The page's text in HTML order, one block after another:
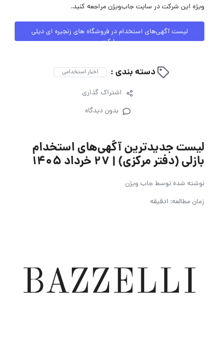
ویژه این شرکت در سایت جاب‌ویژن مراجعه کنید.
لیست آگهی‌های استخدام در فروشگاه های زنجیره ای دیلی
مارکت
دسته بندی : اخبار استخدامی
اشتراک گذاری
بدون دیدگاه
لیست جدیدترین آگهی‌های استخدام
بازلی (دفتر مرکزی) | ۲۷ خرداد ۱۴۰۵
نوشته شده توسطجاب ویژن
زمان مطالعه: 1دقیقه